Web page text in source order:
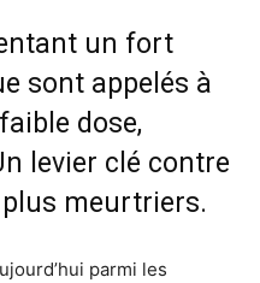
un fort
sont appelés à
dose,
levier clé contre
plus meurtriers.
parmi les